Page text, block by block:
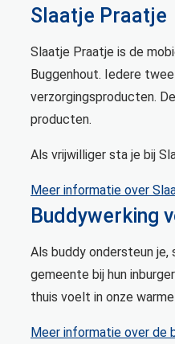
Slaatje Praatje
Slaatje Praatje is de
Buggenhout. Iedere
verzorgingsproducten.
producten.
Als vrijwilliger sta je bij
Meer informatie over
Buddywerking
Als buddy ondersteun je,
gemeente bij hun
thuis voelt in onze
Meer informatie over de